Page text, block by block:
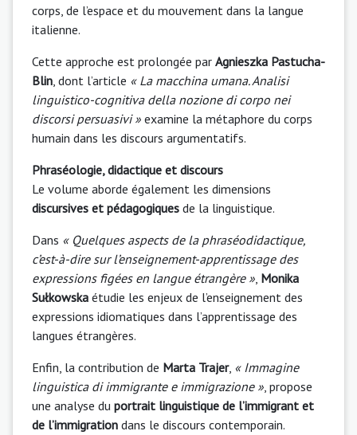
corps, de l’espace et du mouvement dans la langue
italienne.
Cette approche est prolongée par Agnieszka Pastucha-
Blin , dont l’article « La macchina umana. Analisi
linguistico-cognitiva della nozione di corpo nei
discorsi persuasivi » examine la métaphore du corps
humain dans les discours argumentatifs.
Phraséologie, didactique et discours
Le volume aborde également les dimensions
discursives et pédagogiques de la linguistique.
Dans « Quelques aspects de la phraséodidactique,
c’est-à-dire sur l’enseignement-apprentissage des
expressions figées en langue étrangère » Monika
Sułkowska étudie les enjeux de l’enseignement des
expressions idiomatiques dans l’apprentissage des
langues étrangères.
Enfin, la contribution de Marta Trajer, « Immagine
linguistica di immigrante e immigrazione » , propose
une analyse du portrait linguistique de l’immigrant et
de l’immigration dans le discours contemporain.